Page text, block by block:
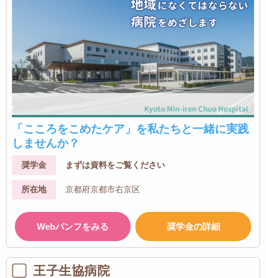
「こころをこめたケア」を私たちと一緒に実践
しませんか？
奨学金 まずは資料をご覧ください
所在地 京都府京都市右京区
Webパンフをみる 奨学金の詳細
王子生協病院